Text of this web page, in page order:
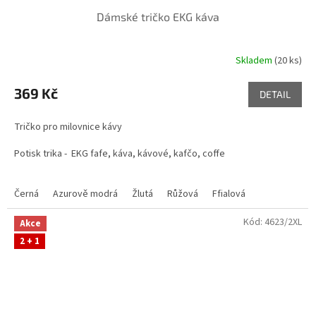
Dámské tričko EKG káva
Skladem (20 ks)
369 Kč DETAIL
Tričko pro milovnice kávy
Potisk trika - EKG fafe, káva, kávové, kafčo, coffe
Černá Azurově modrá Žlutá Růžová Ffialová
Akce
2 + 1
Kód: 4623/2XL